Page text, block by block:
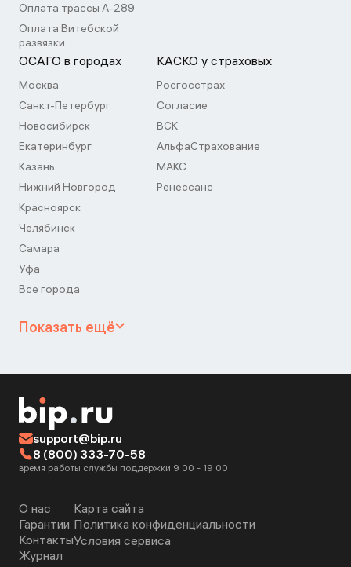
Оплата трассы А-289
Оплата Витебской
развязки
ОСАГО в городах
Москва
Санкт-Петербург
Новосибирск
Екатеринбург
Казань
Нижний Новгород
Красноярск
Челябинск
Самара
Уфа
Все города
КАСКО у страховых
Росгосстрах
Согласие
ВСК
АльфаСтрахование
МАКС
Ренессанс
Показать ещё
support@bip.ru
8 (800) 333-70-58
время работы службы поддержки 9:00 - 19:00
О нас
Гарантии
Контакты
Журнал
Карта сайта
Политика конфиденциальности
Условия сервиса